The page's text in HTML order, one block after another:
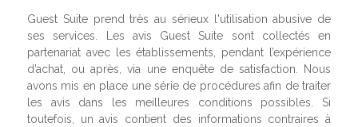
Guest Suite prend très au sérieux l'utilisation abusive de
ses services. Les avis Guest Suite sont collectés en
partenariat avec les établissements, pendant l’expérience
d’achat, ou après, via une enquête de satisfaction. Nous
avons mis en place une série de procédures afin de traiter
les avis dans les meilleures conditions possibles. Si
toutefois, un avis contient des informations contraires à